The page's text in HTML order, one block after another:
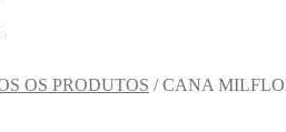
OS PRODUTOS /CANA